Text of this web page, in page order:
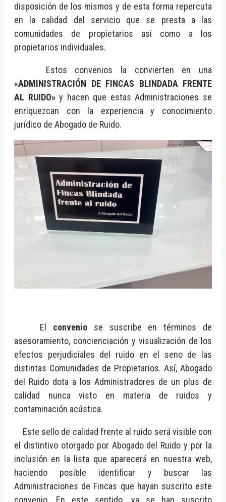
disposición de los mismos y de esta forma repercuta
en la calidad del servicio que se presta a las
comunidades de propietarios así como a los
propietarios individuales.
Estos convenios la convierten en una
«ADMINISTRACIÓN DE FINCAS BLINDADA FRENTE
AL RUIDO»y hacen que estas Administraciones se
enriquezcan con la experiencia y conocimiento
jurídico de Abogado de Ruido.
El convenio se suscribe en términos de
asesoramiento, concienciación y visualización de los
efectos perjudiciales del ruido en el seno de las
distintas Comunidades de Propietarios. Así, Abogado
del Ruido dota a los Administradores de un plus de
calidad nunca visto en materia de ruidos y
contaminación acústica.
Este sello de calidad frente al ruido será visible con
el distintivo otorgado por Abogado del Ruido y por la
inclusión en la lista que aparecerá en nuestra web,
haciendo posible identificar y buscar las
Administraciones de Fincas que hayan suscrito este
convenio. En este sentido, ya se han suscrito